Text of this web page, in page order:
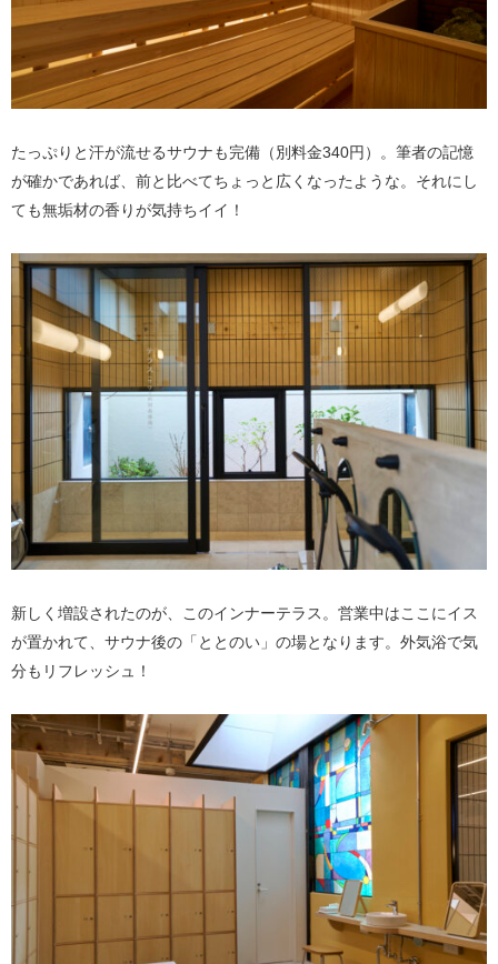
たっぷりと汗が流せるサウナも完備（別料金340円）。筆者の記憶
が確かであれば、前と比べてちょっと広くなったような。それにし
ても無垢材の香りが気持ちイイ！
新しく増設されたのが、このインナーテラス。営業中はここにイス
が置かれて、サウナ後の「ととのい」の場となります。外気浴で気
分もリフレッシュ！